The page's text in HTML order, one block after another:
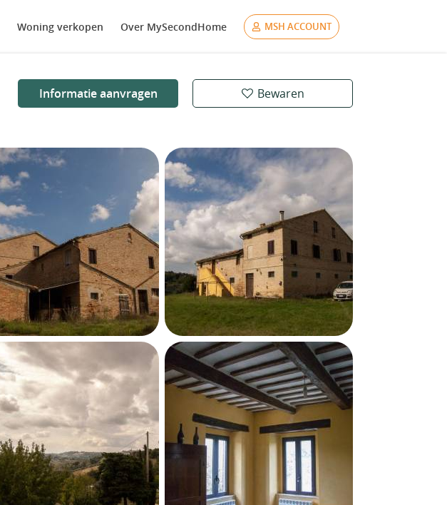
Woning verkopen Over MySecondHome MSH ACCOUNT
Informatie aanvragen Bewaren